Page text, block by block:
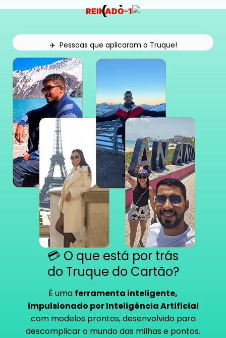
💳 O que está por trás
do Truque do Cartão?
É uma ferramenta inteligente,
impulsionado porInteligência Artificial
com modelos prontos, desenvolvido para
descomplicar o mundo das milhas e pontos.
✈️ Pessoas que aplicaram o Truque!